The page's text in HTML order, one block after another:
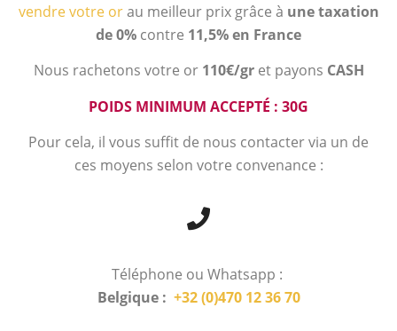
vendre votre orau meilleur prix grâce à une taxation
de 0% contre 11,5% en France
Nous rachetons votre or 110€/gr et payons CASH
POIDS MINIMUM ACCEPTÉ : 30G
Pour cela, il vous suffit de nous contacter via un de
ces moyens selon votre convenance :
Téléphone ou Whatsapp :
Belgique : +32 (0)470 12 36 70